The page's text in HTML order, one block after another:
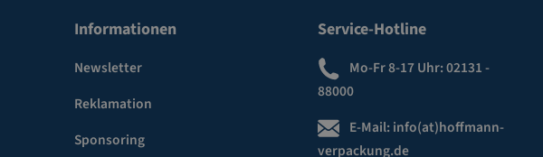
Informationen
Newsletter
Reklamation
Sponsoring
Service-Hotline
Mo-Fr 8-17 Uhr:02131 -
88000
E-Mail: info(at)hoffmann-
verpackung.de